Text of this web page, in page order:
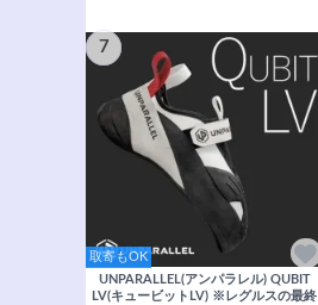
7
取寄もOK
UNPARALLEL(アンパラレル) QUBIT
LV(キュービットLV) ※レグルスの最終